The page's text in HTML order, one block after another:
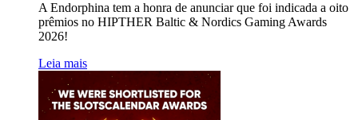
A Endorphina tem a honra de anunciar que foi indicada a oito
prêmios no HIPTHER Baltic & Nordics Gaming Awards
2026!
Leia mais